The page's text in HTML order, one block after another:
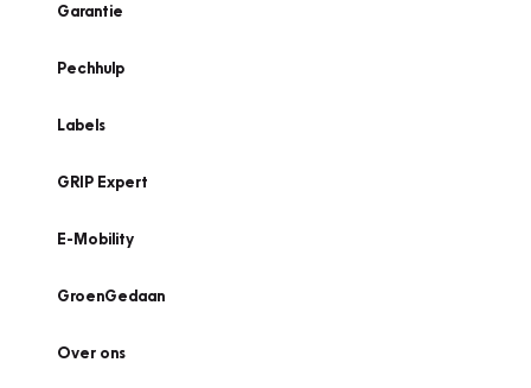
Garantie
Pechhulp
Labels
GRIP Expert
E-Mobility
GroenGedaan
Over ons